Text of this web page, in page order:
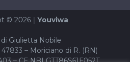
© 2026 | Youviwa
Giulietta Nobile
– Moriciano di R. (RN)